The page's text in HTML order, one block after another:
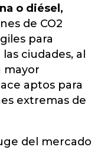
o diésel,
de CO2
para
ciudades, al
mayor
aptos para
extremas de
del mercado